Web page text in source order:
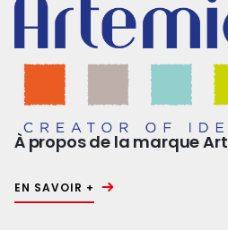
À propos de la marque
EN SAVOIR +